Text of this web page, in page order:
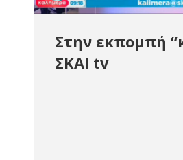
Στην εκπομπή
ΣΚΑΙ tv